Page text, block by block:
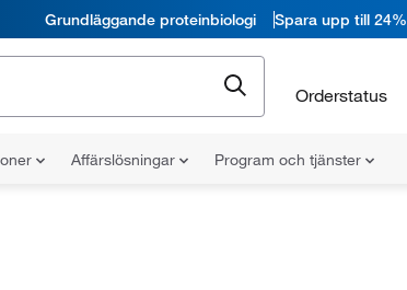
Grundläggande proteinbiologi Spara upp till 24%
Orderstatus
Affärslösningar Program och tjänster